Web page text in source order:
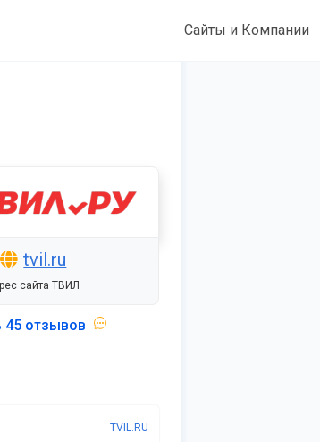
Сайты и Компании
tvil.ru
сайта ТВИЛ
45 отзывов
TVIL.RU